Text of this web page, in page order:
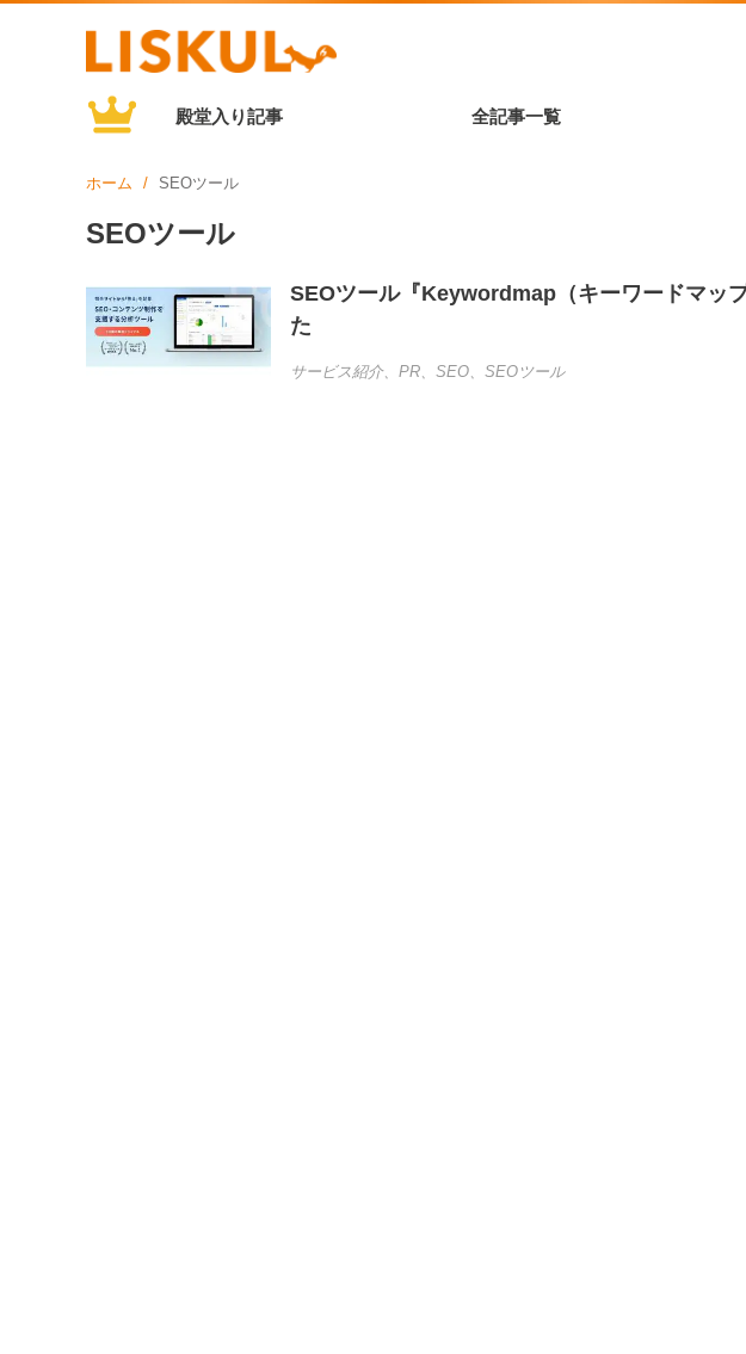
殿堂入り記事 全記事一覧
ホーム SEOツール
SEOツール
SEOツール『Keywordmap（キーワードマッ
た
サービス紹介、 PR、 SEO、 SEOツール